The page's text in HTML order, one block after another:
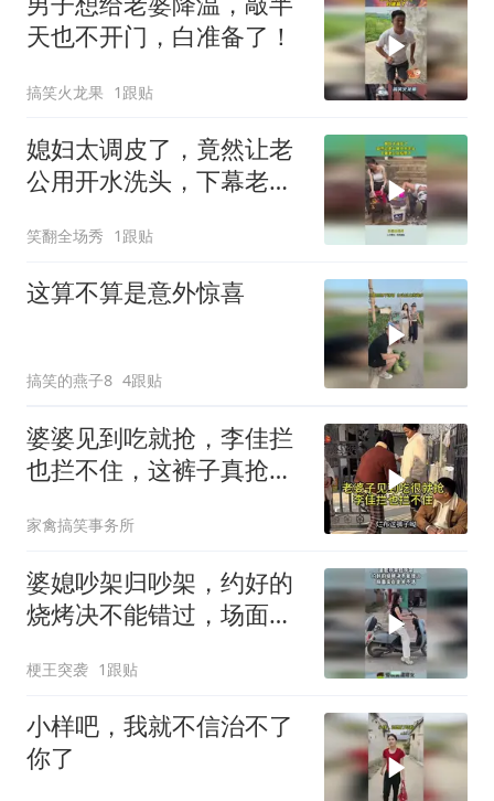
天也不开门，白准备了！
搞笑火龙果 1跟贴
媳妇太调皮了，竟然让老
公用开水洗头，下幕老公
笑翻全场秀 1跟贴
这算不算是意外惊喜
搞笑的燕子8 4跟贴
婆婆见到吃就抢，李佳拦
也拦不住，这裤子真抢
家禽搞笑事务所
婆媳吵架归吵架，约好的
烧烤决不能错过，场面实
梗王突袭 1跟贴
小样吧，我就不信治不了
你了